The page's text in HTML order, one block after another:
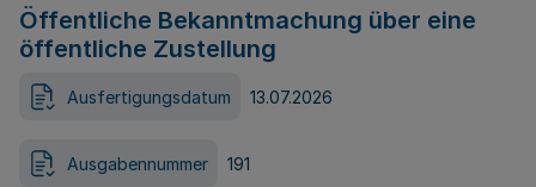
Öffentliche Bekanntmachung über eine
öffentliche Zustellung
Ausfertigungsdatum 13.07.2026
Ausgabennummer 191